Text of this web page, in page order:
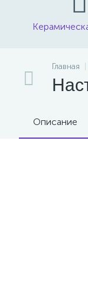
Главная
Описание